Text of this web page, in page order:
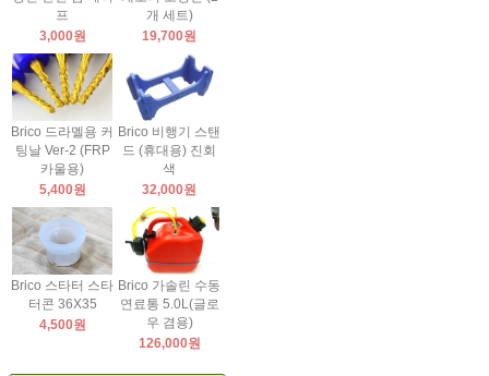
프
3,000원
개 세트)
19,700원
Brico 드라멜용 커
팅날 Ver-2 (FRP
카울용)
5,400원
Brico 비행기 스탠
드 (휴대용) 진회
색
32,000원
Brico 스타터 스타
터콘 36X35
4,500원
Brico 가솔린 수동
연료통 5.0L(글로
우 겸용)
126,000원